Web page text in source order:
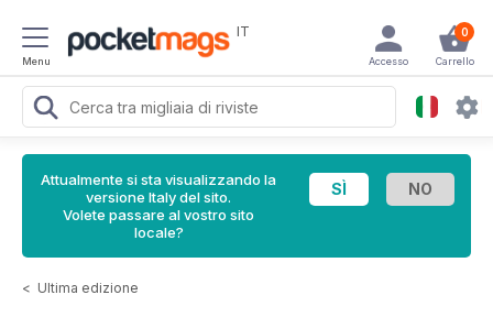
Menu
IT 0
Carrello
Accesso
Attualmente si sta visualizzando la
versione Italy del sito.
Volete passare al vostro sito
locale?
< Ultima edizione